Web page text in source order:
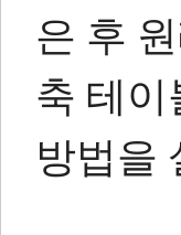
은 후
축 테이
방법을